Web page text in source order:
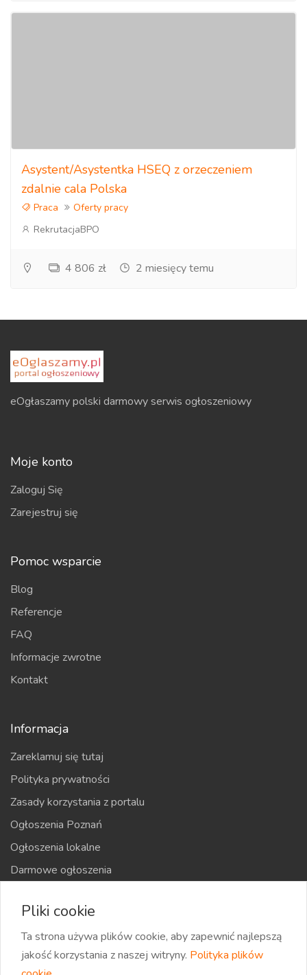
Asystent/Asystentka HSEQ z orzeczeniem
zdalnie cala Polska
Praca
Oferty pracy
RekrutacjaBPO
4 806 zł 2 miesięcy temu
eOgłaszamy polski darmowy serwis ogłoszeniowy
Moje konto
Zaloguj Się
Zarejestruj się
Pomoc wsparcie
Blog
Referencje
FAQ
Informacje zwrotne
Kontakt
Informacja
Zareklamuj się tutaj
Polityka prywatności
Zasady korzystania z portalu
Ogłoszenia Poznań
Ogłoszenia lokalne
Darmowe ogłoszenia
Mapa strony
Pliki cookie
Ta strona używa plików cookie, aby zapewnić najlepszą
jakość korzystania z naszej witryny. Polityka plików